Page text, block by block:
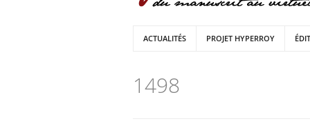
ACTUALITÉS PROJET HYPERROY
1498